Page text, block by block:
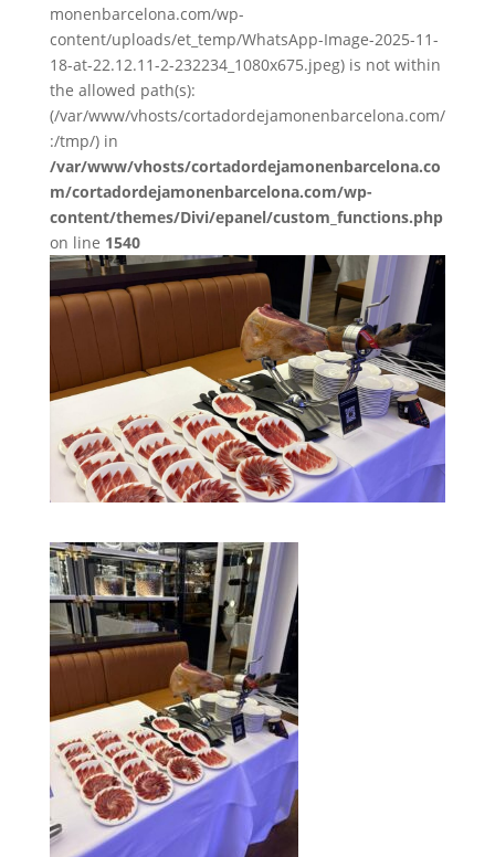
monenbarcelona.com/wp-
content/uploads/et_temp/WhatsApp-Image-2025-11-
18-at-22.12.11-2-232234_1080x675.jpeg) is not within
the allowed path(s):
(/var/www/vhosts/cortadordejamonenbarcelona.com/
:/tmp/) in
/var/www/vhosts/cortadordejamonenbarcelona.co
m/cortadordejamonenbarcelona.com/wp-
content/themes/Divi/epanel/custom_functions.php
on line 1540